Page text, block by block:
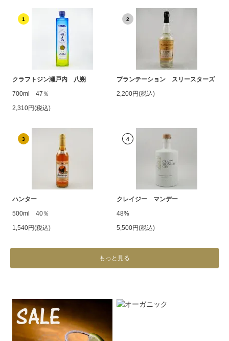
1
クラフトジン瀬戸内 八朔
700ml 47％
2,310円(税込)
2
プランテーション スリースターズ
2,200円(税込)
3
ハンター
500ml 40％
1,540円(税込)
4
クレイジー マンデー
48%
5,500円(税込)
もっと見る